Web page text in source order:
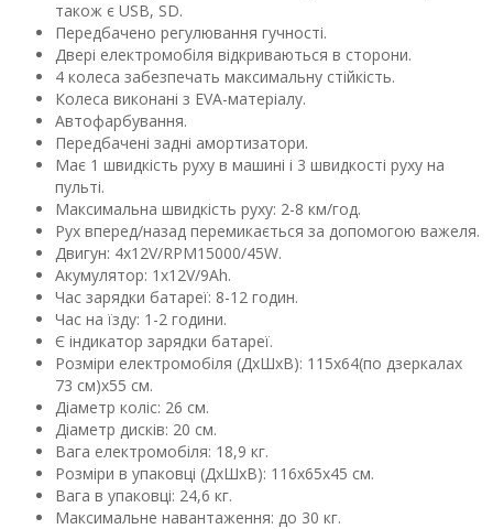
також є USB, SD.
Передбачено регулювання гучності.
Двері електромобіля відкриваються в сторони.
4 колеса забезпечать максимальну стійкість.
Колеса виконані з EVA-матеріалу.
Автофарбування.
Передбачені задні амортизатори.
Має 1 швидкість руху в машині і 3 швидкості руху на
пульті.
Максимальна швидкість руху: 2-8 км/год.
Рух вперед/назад перемикається за допомогою важеля.
Двигун: 4х12V/RPM15000/45W.
Акумулятор: 1х12V/9Ah.
Час зарядки батареї: 8-12 годин.
Час на їзду: 1-2 години.
Є індикатор зарядки батареї.
Розміри електромобіля (ДхШхВ): 115х64(по дзеркалах
73 см)х55 см.
Діаметр коліс: 26 см.
Діаметр дисків: 20 см.
Вага електромобіля: 18,9 кг.
Розміри в упаковці (ДхШхВ): 116х65х45 см.
Вага в упаковці: 24,6 кг.
Максимальне навантаження: до 30 кг.